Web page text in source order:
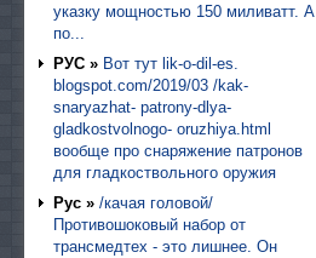
указку мощностью 150 миливатт. А
по...
РУС » Вот тут lik-o-dil-es.
blogspot.com/2019/03 /kak-
snaryazhat- patrony-dlya-
gladkostvolnogo- oruzhiya.html
вообще про снаряжение патронов
для гладкоствольного оружия
Рус » /качая головой/
Противошоковый набор от
трансмедтех - это лишнее. Он